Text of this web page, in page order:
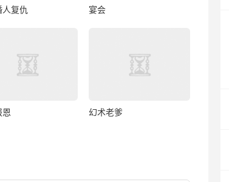
人复仇 宴会
恩 幻术老爹